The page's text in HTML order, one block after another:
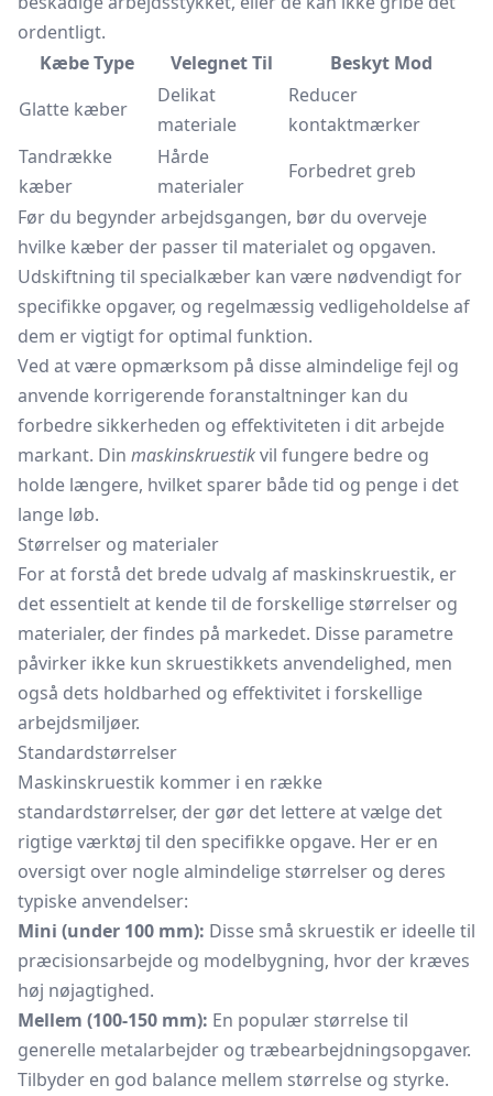
ordentligt.
Kæbe Type
Velegnet Til
Beskyt Mod
Glatte kæber
Delikat
materiale
Reducer
kontaktmærker
Tandrække
kæber
Hårde
materialer
Forbedret greb
Før du begynder arbejdsgangen, bør du overveje
hvilke kæber der passer til materialet og opgaven.
Udskiftning til specialkæber kan være nødvendigt for
specifikke opgaver, og regelmæssig vedligeholdelse af
dem er vigtigt for optimal funktion.
Ved at være opmærksom på disse almindelige fejl og
anvende korrigerende foranstaltninger kan du
forbedre sikkerheden og effektiviteten i dit arbejde
markant. Din maskinskruestikvil fungere bedre og
holde længere, hvilket sparer både tid og penge i det
lange løb.
Størrelser og materialer
For at forstå det brede udvalg af maskinskruestik, er
det essentielt at kende til de forskellige størrelser og
materialer, der findes på markedet. Disse parametre
påvirker ikke kun skruestikkets anvendelighed, men
også dets holdbarhed og effektivitet i forskellige
arbejdsmiljøer.
Standardstørrelser
Maskinskruestik kommer i en række
standardstørrelser, der gør det lettere at vælge det
rigtige værktøj til den specifikke opgave. Her er en
oversigt over nogle almindelige størrelser og deres
typiske anvendelser:
Mini (under 100 mm): Disse små skruestik er ideelle til
præcisionsarbejde og modelbygning, hvor der kræves
høj nøjagtighed.
Mellem (100-150 mm): En populær størrelse til
generelle metalarbejder og træbearbejdningsopgaver.
Tilbyder en god balance mellem størrelse og styrke.